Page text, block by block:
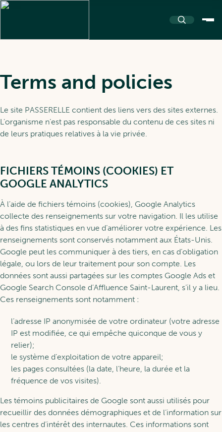
About PASSERELLE
Team and Partners
About POR
Resources
Resources Repository
Toolkits
Glossaries
Community
Events
News
Trainees
Scholarship Programs
Support for the Next
Generation
Learning
Training in POR
Learning pathways
Services
Our Services
Become a member
Terms and policies
Le site PASSERELLE contient des liens vers des sites externes.
L’organisme n’est pas responsable du contenu de ces sites ni
de leurs pratiques relatives à la vie privée.
FICHIERS TÉMOINS (COOKIES) ET
GOOGLE ANALYTICS
À l’aide de fichiers témoins (cookies), Google Analytics
collecte des renseignements sur votre navigation. Il les utilise
à des fins statistiques en vue d’améliorer votre expérience. Les
renseignements sont conservés notamment aux États-Unis.
Google peut les communiquer à des tiers, en cas d’obligation
légale, ou lors de leur traitement pour son compte. Les
données sont aussi partagées sur les comptes Google Ads et
Google Search Console d’Affluence Saint-Laurent, s’il y a lieu.
Ces renseignements sont notamment :
l’adresse IP anonymisée de votre ordinateur (votre adresse
IP est modifiée, ce qui empêche quiconque de vous y
relier);
le système d’exploitation de votre appareil;
les pages consultées (la date, l’heure, la durée et la
fréquence de vos visites).
Les témoins publicitaires de Google sont aussi utilisés pour
recueillir des données démographiques et de l’information sur
les centres d’intérêt des internautes. Ces informations sont